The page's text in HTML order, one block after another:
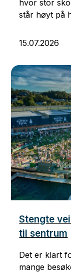
15.07.2026
hvor stor
står høyt på
Stengte
til sentrum
Det er klart
mange